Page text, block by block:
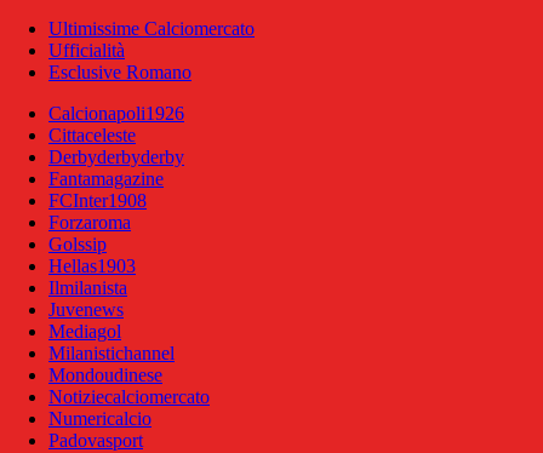
Ultimissime Calciomercato
Ufficialità
Esclusive Romano
Calcionapoli1926
Cittaceleste
Derbyderbyderby
Fantamagazine
FCInter1908
Forzaroma
Golssip
Hellas1903
Ilmilanista
Juvenews
Mediagol
Milanistichannel
Mondoudinese
Notiziecalciomercato
Numericalcio
Padovasport